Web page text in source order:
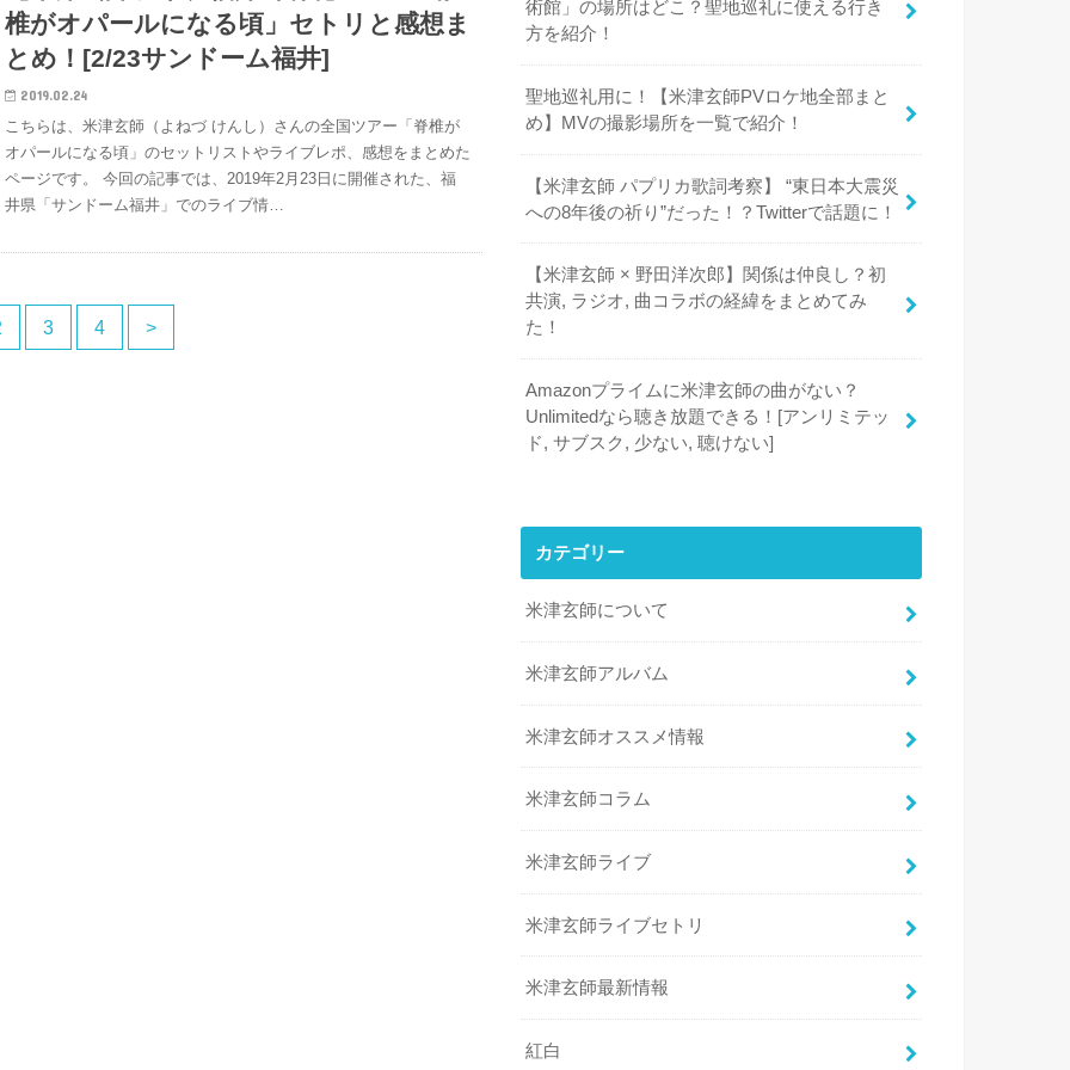
椎がオパールになる頃」セトリと感想ま
とめ！[2/23サンドーム福井]
2019.02.24
こちらは、米津玄師（よねづ けんし）さんの全国ツアー「脊椎が
オパールになる頃」のセットリストやライブレポ、感想をまとめた
ページです。 今回の記事では、2019年2月23日に開催された、福
井県「サンドーム福井」でのライブ情…
3 4 >
術館」の場所はどこ？聖地巡礼に使える行き
方を紹介！
聖地巡礼用に！【米津玄師PVロケ地全部まと
め】MVの撮影場所を一覧で紹介！
【米津玄師 パプリカ歌詞考察】 “東日本大震災
への8年後の祈り”だった！？Twitterで話題に！
【米津玄師 × 野田洋次郎】関係は仲良し？初
共演, ラジオ, 曲コラボの経緯をまとめてみ
た！
Amazonプライムに米津玄師の曲がない？
Unlimitedなら聴き放題できる！[アンリミテッ
ド, サブスク, 少ない, 聴けない]
カテゴリー
米津玄師について
米津玄師アルバム
米津玄師オススメ情報
米津玄師コラム
米津玄師ライブ
米津玄師ライブセトリ
米津玄師最新情報
紅白